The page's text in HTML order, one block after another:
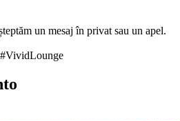
un mesaj în privat sau un apel.